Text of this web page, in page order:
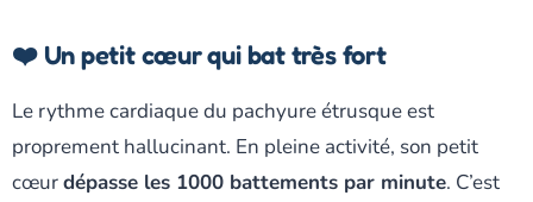
❤️ Un petit cœur qui bat très fort
Le rythme cardiaque du pachyure étrusque est
proprement hallucinant. En pleine activité, son petit
cœurdépasse les 1000 battements par minute. C’est